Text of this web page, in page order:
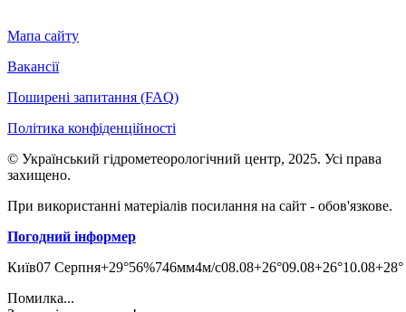
Мапа сайту
Вакансії
Поширені запитання (FAQ)
Політика конфіденційності
© Український гідрометеорологічний центр, 2025. Усі права
захищено.
При використанні матеріалів посилання на сайт - обов'язкове.
Погодний інформер
Київ07 Серпня+29°56%746мм4м/c08.08+26°09.08+26°10.08+28°
Помилка...